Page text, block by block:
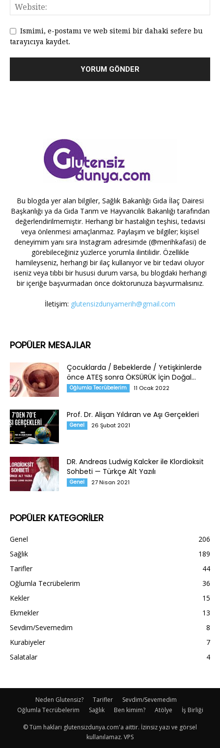
Ismimi, e-postamı ve web sitemi bir dahaki sefere bu
tarayıcıya kaydet.
Bu blogda yer alan bilgiler, Sağlık Bakanlığı Gıda İlaç Dairesi
Başkanlığı ya da Gıda Tarım ve Hayvancılık Bakanlığı tarafından
değerlendirilmemiştir. Herhangi bir hastalığın teşhisi, tedavisi
veya önlenmesi amaçlanmaz. Paylaşım ve bilgiler; kişisel
deneyimim yanı sıra Instagram adresimde (@merihkafasi) de
görebileceğiniz yüzlerce yorumla ilintilidir. Özellikle
hamileyseniz, herhangi bir ilaç kullanıyor ve bir tedavi oluyor
iseniz veya tıbbi bir hususi durum varsa, bu blogdaki herhangi
bir içeriğe başvurmadan önce doktorunuza başvurmalısınız.
İletişim: glutensizdunyamerih@gmail.com
POPÜLER MESAJLAR
Çocuklarda / Bebeklerde / Yetişkinlerde
önce ATEŞ sonra ÖKSÜRÜK İçin Doğal...
Oğlumla Tecrübelerim 11 Ocak 2022
Prof. Dr. Alişan Yıldıran ve Aşı Gerçekleri
Genel 26 Şubat 2021
DR. Andreas Ludwig Kalcker ile Klordioksit
Sohbeti — Türkçe Alt Yazılı
Genel 27 Nisan 2021
POPÜLER KATEGORİLER
Genel
206
Sağlık
189
Tarifler
44
Oğlumla Tecrübelerim
36
Kekler
15
Ekmekler
13
Sevdim/Sevemedim
8
Kurabiyeler
7
Salatalar
4
Neden Glutensiz? Tarifler
Sevdim/Sevemedim
Oğlumla Tecrübelerim
Sağlık Ben kimim? Atölye İş Birliği
© Tüm hakları glutensizdunya.com'a aittir. İzinsiz yazı ve görsel
kullanılamaz. VPS